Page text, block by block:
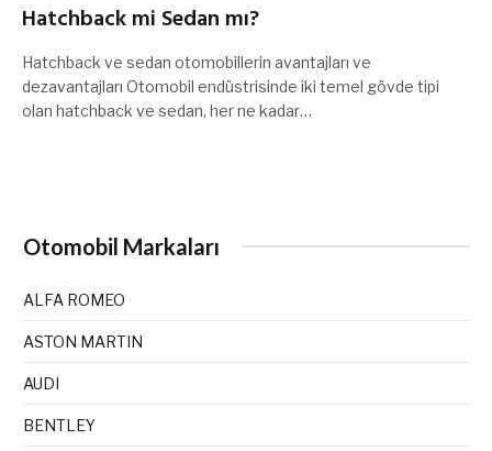
Hatchback mi Sedan mı?
Hatchback ve sedan otomobillerin avantajları ve
dezavantajları Otomobil endüstrisinde iki temel gövde tipi
olan hatchback ve sedan, her ne kadar…
Otomobil Markaları
ALFA ROMEO
ASTON MARTIN
AUDI
BENTLEY